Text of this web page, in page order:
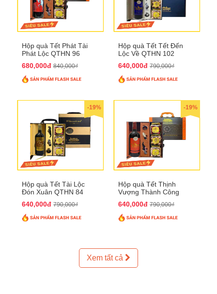
Hộp quà Tết Phát Tài
Phát Lộc QTHN 96
680,000đ 840,000₫
Hộp quà Tết Tết Đến
Lộc Về QTHN 102
640,000đ 790,000₫
-19%
Hộp quà Tết Tài Lộc
Đón Xuân QTHN 84
640,000đ 790,000₫
-19%
Hộp quà Tết Thịnh
Vượng Thành Công
640,000đ 790,000₫
Xem tất cả